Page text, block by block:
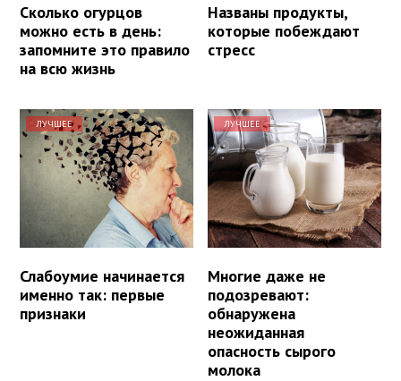
Сколько огурцов
можно есть в день:
запомните это правило
на всю жизнь
Названы продукты,
которые побеждают
стресс
ЛУЧШЕЕ
Слабоумие начинается
именно так: первые
признаки
ЛУЧШЕЕ
Многие даже не
подозревают:
обнаружена
неожиданная
опасность сырого
молока